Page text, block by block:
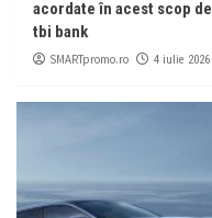
acordate în acest scop de
tbi bank
SMARTpromo.ro 4 iulie 2026